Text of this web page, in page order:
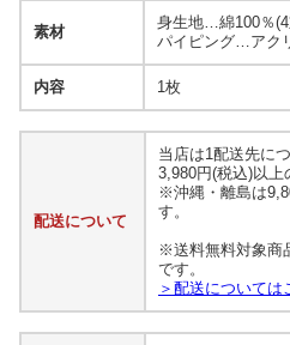
素材
身生地…綿100％
パイピング…アク
内容 1枚
配送について
当店は1配送先につ
3,980円(税込)以上
※沖縄・離島は
す。
※送料無料対象商
です。
＞配送については